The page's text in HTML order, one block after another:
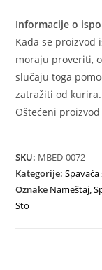
Informacije o
Kada se proizvod
moraju proveriti,
slučaju toga
zatražiti od kurira.
Oštećeni
SKU: MBED-0072
Kategorije:
Oznake Nameštaj ,
Sto